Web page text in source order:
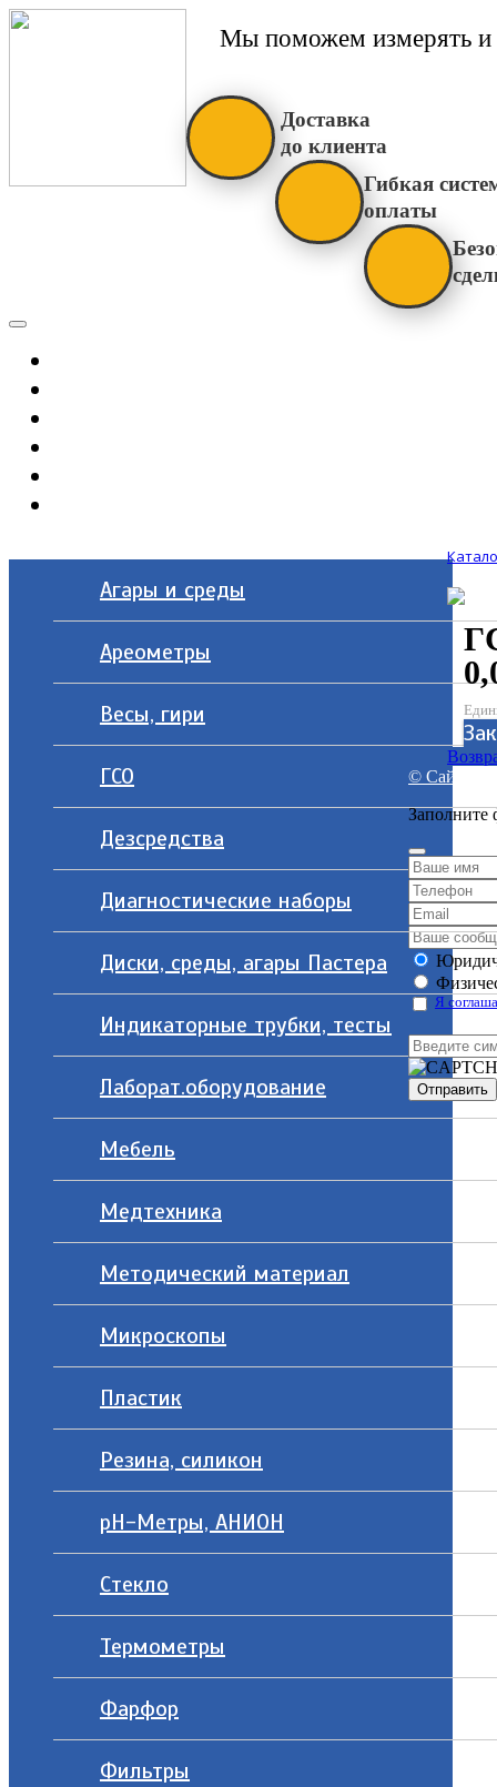
Мы поможем измерять и
Доставка
до клиента
Гибкая
оплаты
Агары и среды
Ареометры
Весы, гири
ГСО
Дезсредства
Диагностические наборы
Диски, среды, агары Пастера
Индикаторные трубки, тесты
Лаборат.оборудование
Мебель
Медтехника
Методический материал
Микроскопы
Пластик
Резина, силикон
рН-Метры, АНИОН
Стекло
Термометры
Фарфор
Фильтры
© Сайт
Заполните
Я